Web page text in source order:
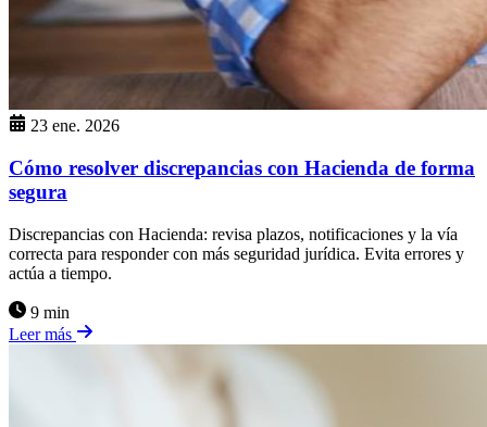
23 ene. 2026
Cómo resolver discrepancias con Hacienda de forma
segura
Discrepancias con Hacienda: revisa plazos, notificaciones y la vía
correcta para responder con más seguridad jurídica. Evita errores y
actúa a tiempo.
9 min
Leer más